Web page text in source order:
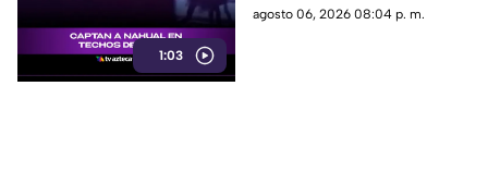
1:03
captado.
agosto 06, 2026 08:04 p. m.